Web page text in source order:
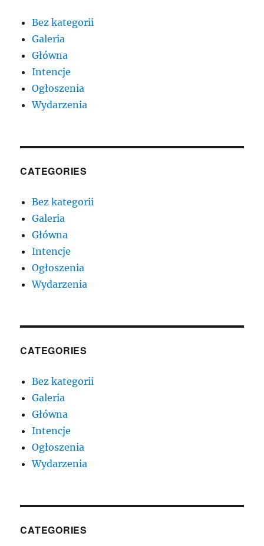
Bez kategorii
Galeria
Główna
Intencje
Ogłoszenia
Wydarzenia
CATEGORIES
Bez kategorii
Galeria
Główna
Intencje
Ogłoszenia
Wydarzenia
CATEGORIES
Bez kategorii
Galeria
Główna
Intencje
Ogłoszenia
Wydarzenia
CATEGORIES